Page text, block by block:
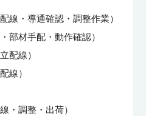
線・導通確認・調整作業）
部材手配・動作確認）
配線）
線）
・調整・出荷）